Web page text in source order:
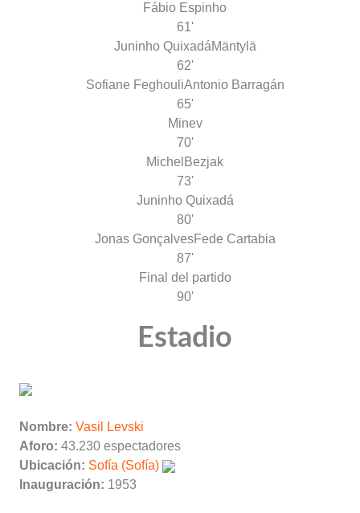
Fábio Espinho
61'
Juninho QuixadáMäntylä
62'
Sofiane FeghouliAntonio Barragán
65'
Minev
70'
Michel Bezjak
73'
Juninho Quixadá
80'
Jonas GonçalvesFede Cartabia
87'
Final del partido
90'
Estadio
Nombre: Vasil Levski
Aforo: 43.230 espectadores
Ubicación: Sofía (Sofía)
Inauguración: 1953